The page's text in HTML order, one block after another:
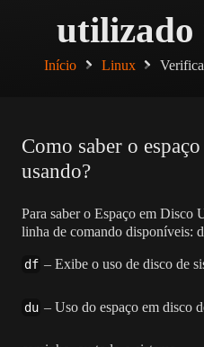
Início Linux
Como saber o
usando?
Para saber o Espaço em Disco
linha de comando disponíveis:
df – Exibe o uso de disco de
du – Uso do espaço em disco